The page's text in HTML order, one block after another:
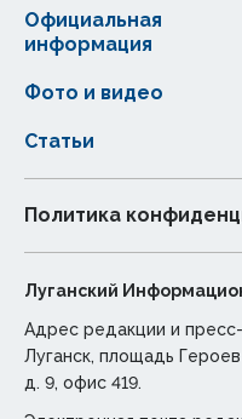
Статьи
Официальная
информация
Фото и видео
Политика
Луганский
Адрес редакции и
Луганск, площадь
д. 9, офис 419.